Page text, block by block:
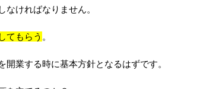
ければなりません。
てもらう 。
業する時に基本方針となるはずです。